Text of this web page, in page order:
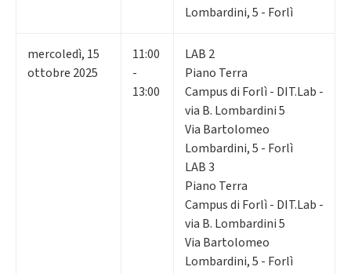
Lombardini, 5 - Forlì
mercoledì, 15
ottobre 2025
11:00
-
13:00
LAB 2
Piano Terra
Campus di Forlì - DIT.Lab -
via B. Lombardini 5
Via Bartolomeo
Lombardini, 5 - Forlì
LAB 3
Piano Terra
Campus di Forlì - DIT.Lab -
via B. Lombardini 5
Via Bartolomeo
Lombardini, 5 - Forlì